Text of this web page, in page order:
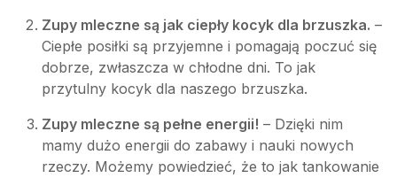
Zupy mleczne są jak ciepły kocyk dla brzuszka. –
Ciepłe posiłki są przyjemne i pomagają poczuć się
dobrze, zwłaszcza w chłodne dni. To jak
przytulny kocyk dla naszego brzuszka.
Zupy mleczne są pełne energii! – Dzięki nim
mamy dużo energii do zabawy i nauki nowych
rzeczy. Możemy powiedzieć, że to jak tankowanie